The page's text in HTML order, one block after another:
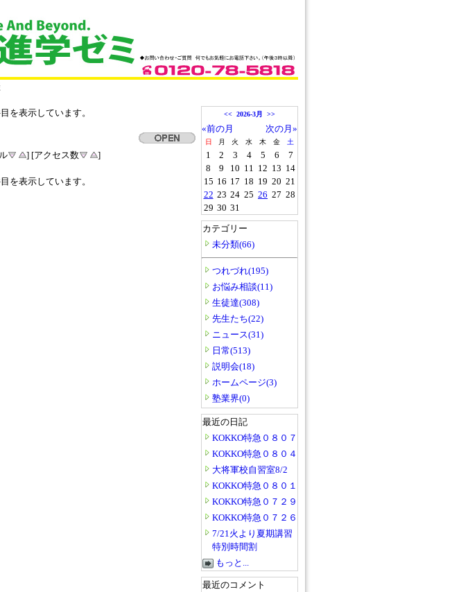
を表示しています。
] [アクセス数
]
を表示しています。
<< 2026-3月 >>
«前の月 次の月»
日 月 火 水 木 金 土
1 2 3 4 5 6
7
8
9 10 11 12 13 14
15 16 17 18 19 20 21
22 23 24 25 26 27 28
29 30 31
カテゴリー
未分類(66)
つれづれ(195)
お悩み相談(11)
生徒達(308)
先生たち(22)
ニュース(31)
日常(513)
説明会(18)
ホームページ(3)
塾業界(0)
最近の日記
KOKKO特急０８０７
KOKKO特急０８０４
大将軍校自習室8/2
KOKKO特急０８０１
KOKKO特急０７２９
KOKKO特急０７２６
7/21火より夏期講習
特別時間割
もっと...
最近のコメント